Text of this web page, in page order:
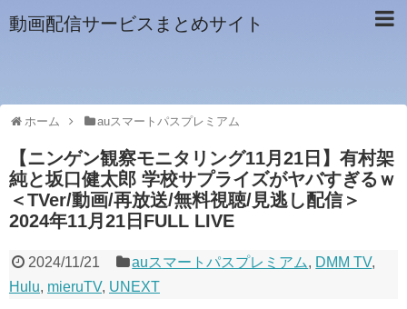
動画配信サービスまとめサイト
ホーム auスマートパスプレミアム
【ニンゲン観察モニタリング11月21日】有村架
純と坂口健太郎 学校サプライズがヤバすぎるｗ
＜TVer/動画/再放送/無料視聴/見逃し配信＞
2024年11月21日FULL LIVE
2024/11/21 auスマートパスプレミアム, DMM TV,
Hulu, mieruTV, UNEXT